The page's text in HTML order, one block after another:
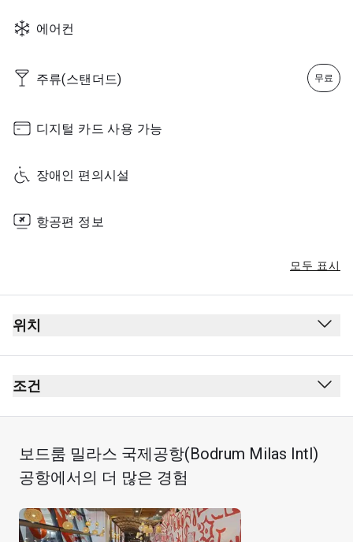
Sunday에어컨
주류(스탠더드) 무료
디지털 카드 사용 가능
장애인 편의시설
항공편 정보
모두 표시
위치
출발
보안 검사대 통과 후
표지판을 따라 라운지로 이동
조건
라운지 내 흡연 구역
복장 규정 없음
최대 이용 시간: 3시간
보드룸 밀라스 국제공항(Bodrum Milas Intl)
공항에서의 더 많은 경험